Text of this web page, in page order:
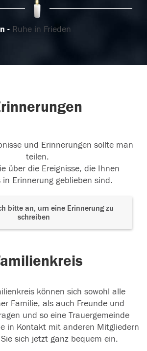
Ruhe in Frieden
und Erinnerungen sollte man
teilen.
über die Ereignisse, die Ihnen
in Erinnerung geblieben sind.
bitte an, um eine Erinnerung zu
schreiben
können sich sowohl alle
Familie, als auch Freunde und
und so eine Trauergemeinde
in Kontakt mit anderen Mitgliedern
sich jetzt ganz bequem ein.